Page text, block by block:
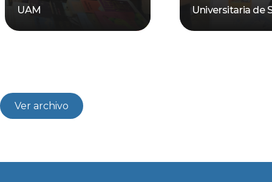
UAM
Universitaria de
Ver archivo